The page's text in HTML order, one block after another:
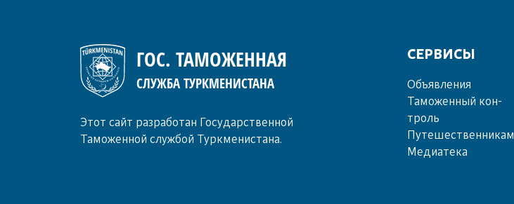
ГОС. ТАМОЖЕННАЯ
СЛУЖБА ТУРКМЕНИСТАНА
Этот сайт разработан Государственной
Таможенной службой Туркменистана.
СЕРВИСЫ
Объ­яв­ле­ния
Та­мо­жен­ный кон­
троль
Пу­те­шест­вен­ни­кам
Ме­диа­те­ка